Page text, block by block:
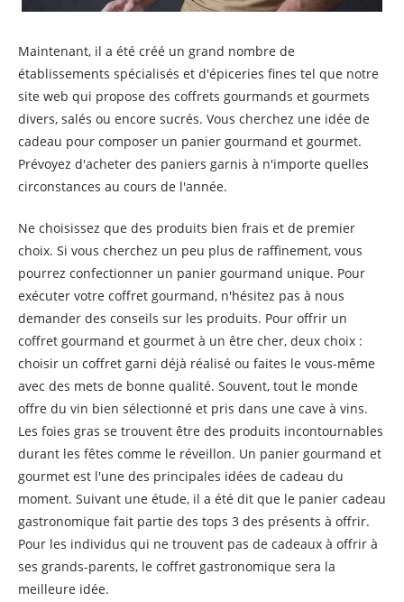
Maintenant, il a été créé un grand nombre de
établissements spécialisés et d'épiceries fines tel que notre
site web qui propose des coffrets gourmands et gourmets
divers, salés ou encore sucrés. Vous cherchez une idée de
cadeau pour composer un panier gourmand et gourmet.
Prévoyez d'acheter des paniers garnis à n'importe quelles
circonstances au cours de l'année.
Ne choisissez que des produits bien frais et de premier
choix. Si vous cherchez un peu plus de raffinement, vous
pourrez confectionner un panier gourmand unique. Pour
exécuter votre coffret gourmand, n'hésitez pas à nous
demander des conseils sur les produits. Pour offrir un
coffret gourmand et gourmet à un être cher, deux choix :
choisir un coffret garni déjà réalisé ou faites le vous-même
avec des mets de bonne qualité. Souvent, tout le monde
offre du vin bien sélectionné et pris dans une cave à vins.
Les foies gras se trouvent être des produits incontournables
durant les fêtes comme le réveillon. Un panier gourmand et
gourmet est l'une des principales idées de cadeau du
moment. Suivant une étude, il a été dit que le panier cadeau
gastronomique fait partie des tops 3 des présents à offrir.
Pour les individus qui ne trouvent pas de cadeaux à offrir à
ses grands-parents, le coffret gastronomique sera la
meilleure idée.